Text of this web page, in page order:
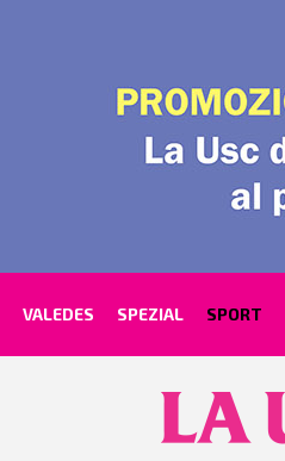
VALEDES SPEZIAL SPORT